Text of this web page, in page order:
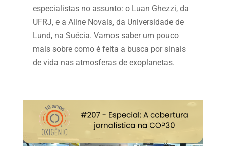
especialistas no assunto: o Luan Ghezzi, da
UFRJ, e a Aline Novais, da Universidade de
Lund, na Suécia. Vamos saber um pouco
mais sobre como é feita a busca por sinais
de vida nas atmosferas de exoplanetas.